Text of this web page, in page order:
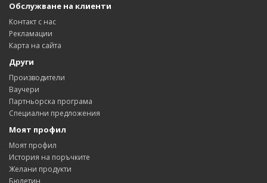
Обслужване на клиенти
Контакт с нас
Рекламации
Карта на сайта
Други
Производители
Ваучери
Партньорска програма
Специални предложения
Моят профил
Моят профил
История на поръчките
Желани продукти
Бюлетин